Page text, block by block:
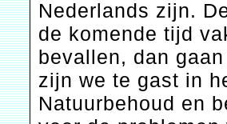
Nederlands zijn.
de komende tijd
bevallen, dan
zijn we te gast in
Natuurbehoud en